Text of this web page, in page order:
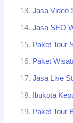
Jasa Video
Jasa SEO
Paket Tour
Paket
Jasa Live
Ibukota
Paket Tour